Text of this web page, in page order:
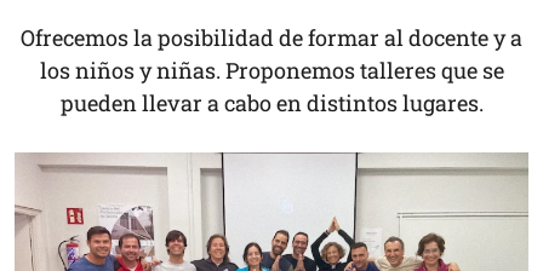
Ofrecemos la posibilidad de formar al docente y a
los niños y niñas. Proponemos talleres que se
pueden llevar a cabo en distintos lugares.